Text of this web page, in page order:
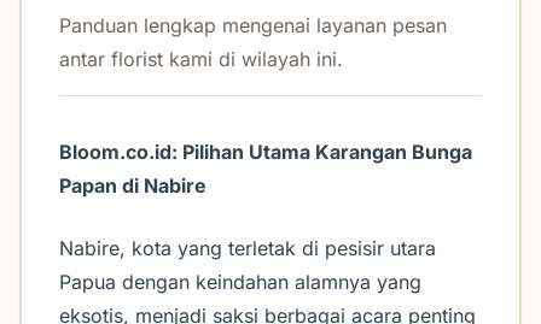
Panduan lengkap mengenai layanan pesan
antar florist kami di wilayah ini.
Bloom.co.id: Pilihan Utama Karangan Bunga
Papan di Nabire
Nabire, kota yang terletak di pesisir utara
Papua dengan keindahan alamnya yang
eksotis, menjadi saksi berbagai acara penting